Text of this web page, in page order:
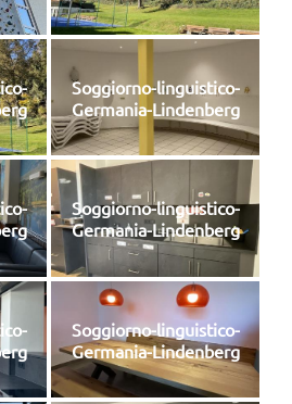
Soggiorno-linguistico-
Germania-Lindenberg
Soggiorno-linguistico-
Germania-Lindenberg
Soggiorno-linguistico-
Germania-Lindenberg